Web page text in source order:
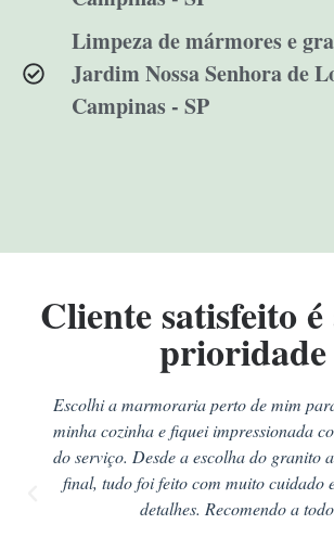
Limpeza de mármores e
Jardim Nossa Senhora de
Campinas - SP
Cliente satisfeito é
prioridade
Escolhi a marmoraria perto de mim
minha cozinha e fiquei impressionada
do serviço. Desde a escolha do granito
final, tudo foi feito com muito cuidado
detalhes. Recomendo a